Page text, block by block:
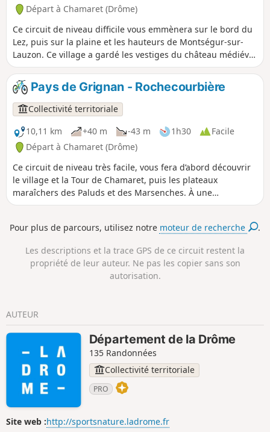
Départ à Chamaret (Drôme)
Ce circuit de niveau difficile vous emmènera sur le bord du
Lez, puis sur la plaine et les hauteurs de Montségur-sur-
Lauzon. Ce village a gardé les vestiges du château médiéval
et de son enceinte, appelé Vieux Montségur. Vous
continuerez par de beaux chemins jusqu’au village de
Solérieux. Ensuite vous prendrez de la hauteur et arriverez
avec une superbe vue sur Clansayes et sa Vierge perchée.
Par de magnifiques singles, vous traverserez une partie des
bois du Rouvergue pour rejoindre Chamaret.
Pays de Grignan - Rochecourbière
Collectivité territoriale
10,11 km
+40 m -43 m 1h30
Facile
Départ à Chamaret (Drôme)
Ce circuit de niveau très facile, vous fera d’abord découvrir
le village et la Tour de Chamaret, puis les plateaux
maraîchers des Paluds et des Marsenches. À une
bifurcation, vous apercevrez la très belle croix en pierre des
Rochecourbière et la table en pierre de Madame de
lavande, vous ramèneront à Chamaret, tout en passant
devant la merveilleuse Chapelle Saint-Barthélémy.
Pour plus de parcours, utilisez notre moteur de recherche .
Les descriptions et la trace GPS de ce circuit restent la
propriété de leur auteur. Ne pas les copier sans son
autorisation.
AUTEUR
Département de la Drôme
135 Randonnées
Collectivité territoriale
PRO
Site web :http://sportsnature.ladrome.fr